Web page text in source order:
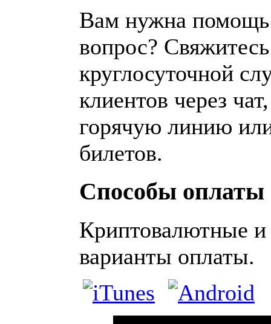
Вам нужна помощь
вопрос?
круглосуточной
клиентов через
горячую линию
билетов.
Способы оплаты
Криптовалютные
варианты оплаты.